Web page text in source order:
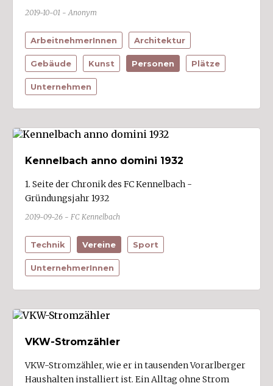
2019-10-01 - Anonym
ArbeitnehmerInnen Architektur
Gebäude Kunst Personen Plätze
Unternehmen
Kennelbach anno domini 1932
1. Seite der Chronik des FC Kennelbach -
Gründungsjahr 1932
2019-09-26 - FC Kennelbach
Technik Vereine Sport
UnternehmerInnen
VKW-Stromzähler
VKW-Stromzähler, wie er in tausenden Vorarlberger
Haushalten installiert ist. Ein Alltag ohne Strom